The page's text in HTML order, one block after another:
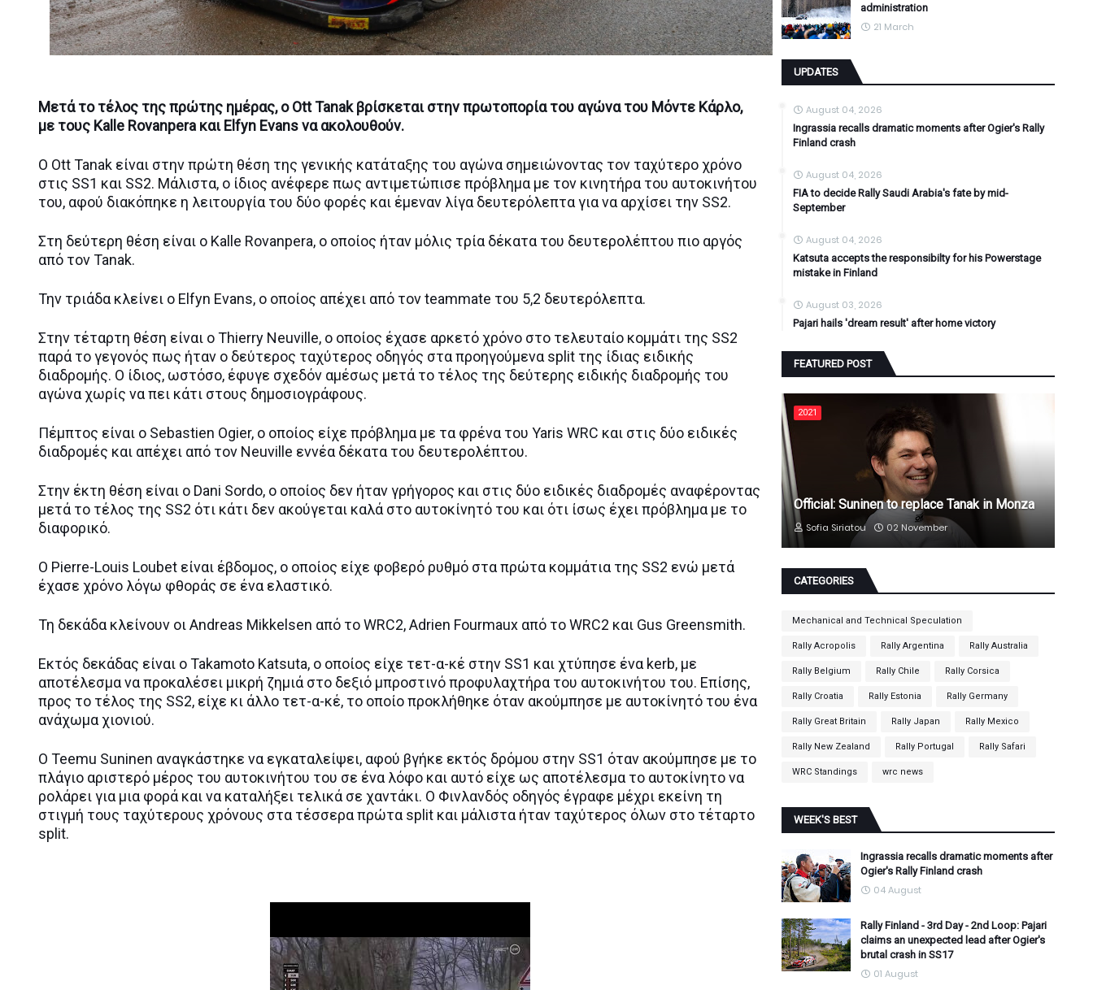
Μετά το τέλος της πρώτης ημέρας, o Ott Tanak βρίσκεται στην πρωτοπορία του αγώνα του Μόντε Κάρλο,
με τους Kalle Rovanpera και Elfyn Evans να ακολουθούν.
Ο Ott Tanak είναι στην πρώτη θέση της γενικής κατάταξης του αγώνα σημειώνοντας τον ταχύτερο χρόνο
στις SS1 και SS2. Μάλιστα, ο ίδιος ανέφερε πως αντιμετώπισε πρόβλημα με τον κινητήρα του αυτοκινήτου
του, αφού διακόπηκε η λειτουργία του δύο φορές και έμεναν λίγα δευτερόλεπτα για να αρχίσει την SS2.
Στη δεύτερη θέση είναι ο Kalle Rovanpera, ο οποίος ήταν μόλις τρία δέκατα του δευτερολέπτου πιο αργός
από τον Tanak.
Την τριάδα κλείνει ο Elfyn Evans, ο οποίος απέχει από τον teammate του 5,2 δευτερόλεπτα.
Στην τέταρτη θέση είναι ο Thierry Neuville, ο οποίος έχασε αρκετό χρόνο στο τελευταίο κομμάτι της SS2
παρά το γεγονός πως ήταν ο δεύτερος ταχύτερος οδηγός στα προηγούμενα split της ίδιας ειδικής
διαδρομής. Ο ίδιος, ωστόσο, έφυγε σχεδόν αμέσως μετά το τέλος της δεύτερης ειδικής διαδρομής του
αγώνα χωρίς να πει κάτι στους δημοσιογράφους.
Πέμπτος είναι ο Sebastien Ogier, ο οποίος είχε πρόβλημα με τα φρένα του Yaris WRC και στις δύο ειδικές
διαδρομές και απέχει από τον Neuville εννέα δέκατα του δευτερολέπτου.
Στην έκτη θέση είναι ο Dani Sordo, ο οποίος δεν ήταν γρήγορος και στις δύο ειδικές διαδρομές αναφέροντας
μετά το τέλος της SS2 ότι κάτι δεν ακούγεται καλά στο αυτοκίνητό του και ότι ίσως έχει πρόβλημα με το
διαφορικό.
Ο Pierre-Louis Loubet είναι έβδομος, ο οποίος είχε φοβερό ρυθμό στα πρώτα κομμάτια της SS2 ενώ μετά
έχασε χρόνο λόγω φθοράς σε ένα ελαστικό.
Τη δεκάδα κλείνουν οι Andreas Mikkelsen από το WRC2, Adrien Fourmaux από το WRC2 και Gus Greensmith.
Εκτός δεκάδας είναι ο Takamoto Katsuta, ο οποίος είχε τετ-α-κέ στην SS1 και χτύπησε ένα kerb, με
αποτέλεσμα να προκαλέσει μικρή ζημιά στο δεξιό μπροστινό προφυλαχτήρα του αυτοκινήτου του. Επίσης,
προς το τέλος της SS2, είχε κι άλλο τετ-α-κέ, το οποίο προκλήθηκε όταν ακούμπησε με αυτοκίνητό του ένα
ανάχωμα χιονιού.
Ο Teemu Suninen αναγκάστηκε να εγκαταλείψει, αφού βγήκε εκτός δρόμου στην SS1 όταν ακούμπησε με το
πλάγιο αριστερό μέρος του αυτοκινήτου του σε ένα λόφο και αυτό είχε ως αποτέλεσμα το αυτοκίνητο να
ρολάρει για μια φορά και να καταλήξει τελικά σε χαντάκι. Ο Φινλανδός οδηγός έγραφε μέχρι εκείνη τη
στιγμή τους ταχύτερους χρόνους στα τέσσερα πρώτα split και μάλιστα ήταν ταχύτερος όλων στο τέταρτο
split.
administration
21 March
UPDATES
August 04, 2026
Ingrassia recalls dramatic moments after Ogier's Rally
Finland crash
August 04, 2026
FIA to decide Rally Saudi Arabia's fate by mid-
September
August 04, 2026
Katsuta accepts the responsibilty for his Powerstage
mistake in Finland
August 03, 2026
Pajari hails 'dream result' after home victory
FEATURED POST
2021
Official: Suninen to replace Tanak in Monza
Sofia Siriatou 02 November
CATEGORIES
Mechanical and Technical Speculation
Rally Acropolis Rally Argentina Rally Australia
Rally Belgium Rally Chile Rally Corsica
Rally Croatia Rally Estonia Rally Germany
Rally Great Britain Rally Japan Rally Mexico
Rally New Zealand Rally Portugal Rally Safari
WRC Standings wrc news
WEEK'S BEST
Ingrassia recalls dramatic moments after
Ogier's Rally Finland crash
04 August
Rally Finland - 3rd Day - 2nd Loop: Pajari
claims an unexpected lead after Ogier's
brutal crash in SS17
01 August